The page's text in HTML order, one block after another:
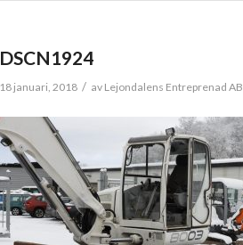
DSCN1924
18 januari, 2018 / av Lejondalens Entreprenad AB